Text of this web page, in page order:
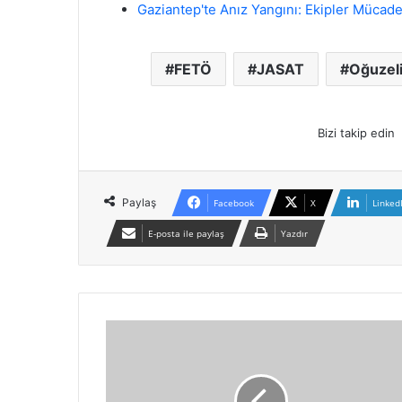
Gaziantep'te Anız Yangını: Ekipler
FETÖ JASAT Oğuzeli
Bizi takip edin
Paylaş Facebook X
E-posta ile paylaş Yazdır